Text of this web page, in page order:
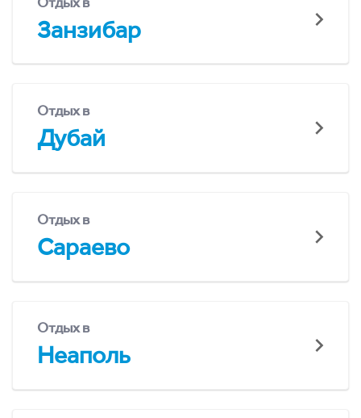
Занзибар
Отдых в
Дубай
Отдых в
Сараево
Отдых в
Неаполь